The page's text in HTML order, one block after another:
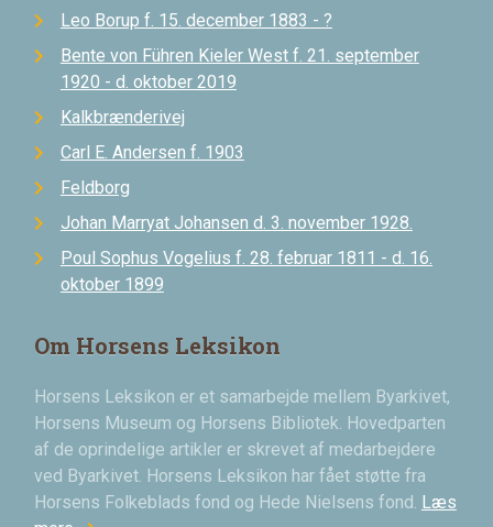
Leo Borup f. 15. december 1883 - ?
Bente von Führen Kieler West f. 21. september
1920 - d. oktober 2019
Kalkbrænderivej
Carl E. Andersen f. 1903
Feldborg
Johan Marryat Johansen d. 3. november 1928.
Poul Sophus Vogelius f. 28. februar 1811 - d. 16.
oktober 1899
Om Horsens Leksikon
Horsens Leksikon er et samarbejde mellem Byarkivet,
Horsens Museum og Horsens Bibliotek. Hovedparten
af de oprindelige artikler er skrevet af medarbejdere
ved Byarkivet. Horsens Leksikon har fået støtte fra
Horsens Folkeblads fond og Hede Nielsens fond. Læs